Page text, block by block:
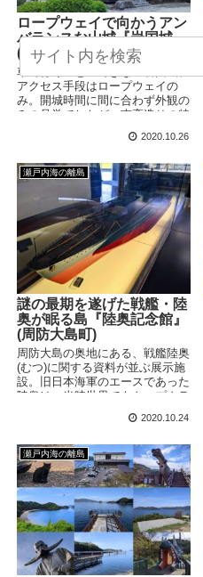
ロープウェイで向かうアン
バランスな山城『岩国城』
(岩国市)
車で行くことのできない岩国城、
アクセス手段はロープウェイの
み。開城時間に間に合わず外観の
みの見学でしたが、南蛮造りの特
徴的なルックスは非常に見ごたえ
2020.10.26
瀬戸内海の離島
謎の最期を遂げた戦艦・陸
奥が眠る島『陸奥記念館』
(周防大島町)
周防大島の奥地にある、戦艦陸奥
(むつ)に関する資料が並ぶ展示施
設。旧日本海軍のエースであった
陸奥は、当時世界でもトップクラ
スの性能を誇っていました。しか
し、最強といわれた戦艦は、謎の
2020.10.24
瀬戸内海の離島